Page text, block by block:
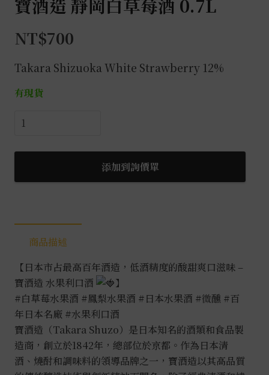
寶酒造 靜岡白草莓酒 0.7L
NT$700
Takara Shizuoka White Strawberry 12%
有現貨
寶
造
岡
莓
數
量
添加到詢價單
商品描述
【日本市占最高百年酒造，低酒精度的酸甜爽口滋味 –
寶酒造 水果利口酒
】
#白草莓水果酒 #鳳梨水果酒 #日本水果酒 #微醺 #百
年日本名廠 #水果利口酒
寶酒造（Takara Shuzo）是日本知名的酒類和食品製
造商，創立於1842年，總部位於京都。作為日本清
酒、燒酎和調味料的領導品牌之一，寶酒造以其高品質